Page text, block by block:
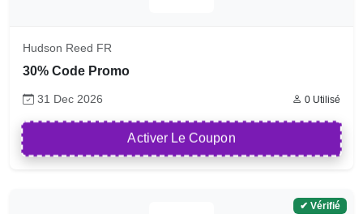
Hudson Reed FR
30% Code Promo
31 Dec 2026 0 Utilisé
Activer Le Coupon
✔ Vérifié